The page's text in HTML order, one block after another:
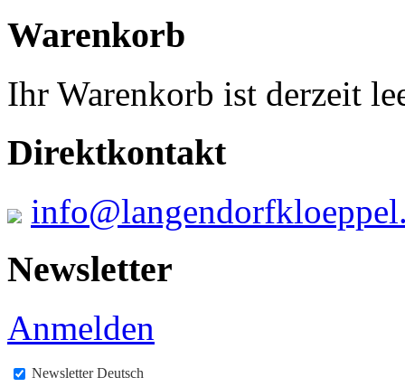
Warenkorb
Ihr Warenkorb ist derzeit
Direktkontakt
Newsletter
Anmelden
Newsletter Deutsch